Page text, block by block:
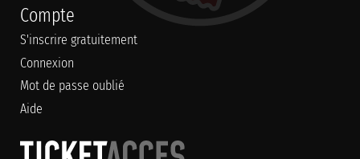
Compte
S'inscrire gratuitement
Connexion
Mot de passe oublié
Aide